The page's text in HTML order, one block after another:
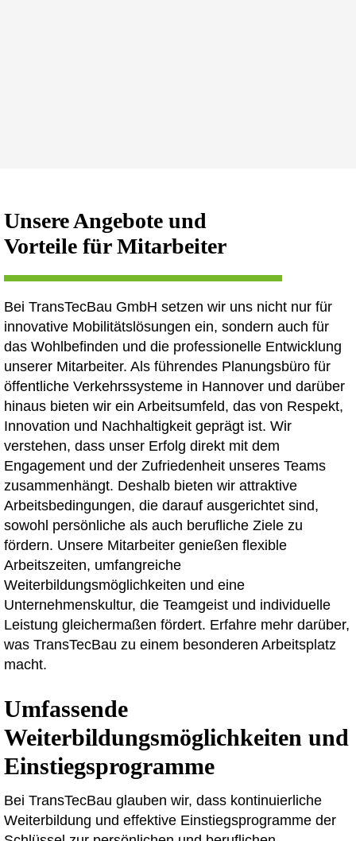
Unsere Angebote und
Vorteile für Mitarbeiter
Bei TransTecBau GmbH setzen wir uns nicht nur für
innovative Mobilitätslösungen ein, sondern auch für
das Wohlbefinden und die professionelle Entwicklung
unserer Mitarbeiter. Als führendes Planungsbüro für
öffentliche Verkehrssysteme in Hannover und darüber
hinaus bieten wir ein Arbeitsumfeld, das von Respekt,
Innovation und Nachhaltigkeit geprägt ist. Wir
verstehen, dass unser Erfolg direkt mit dem
Engagement und der Zufriedenheit unseres Teams
zusammenhängt. Deshalb bieten wir attraktive
Arbeitsbedingungen, die darauf ausgerichtet sind,
sowohl persönliche als auch berufliche Ziele zu
fördern. Unsere Mitarbeiter genießen flexible
Arbeitszeiten, umfangreiche
Weiterbildungsmöglichkeiten und eine
Unternehmenskultur, die Teamgeist und individuelle
Leistung gleichermaßen fördert. Erfahre mehr darüber,
was TransTecBau zu einem besonderen Arbeitsplatz
macht.
Umfassende
Weiterbildungsmöglichkeiten und
Einstiegsprogramme
Bei TransTecBau glauben wir, dass kontinuierliche
Weiterbildung und effektive Einstiegsprogramme der